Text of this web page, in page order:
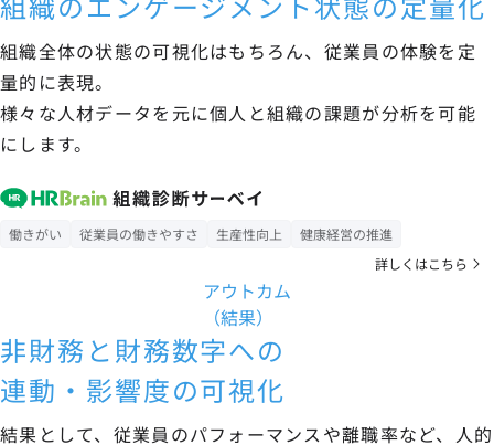
組織全体の状態の可視化はもちろん、従業員の体験を定
量的に表現。
様々な人材データを元に個人と組織の課題が分析を可能
にします。
働きがい 従業員の働きやすさ 生産性向上
健康経営の推進
詳しくはこちら
アウトカム
（結果）
非財務と財務数字への
連動・影響度の可視化
結果として、従業員のパフォーマンスや離職率など、人的